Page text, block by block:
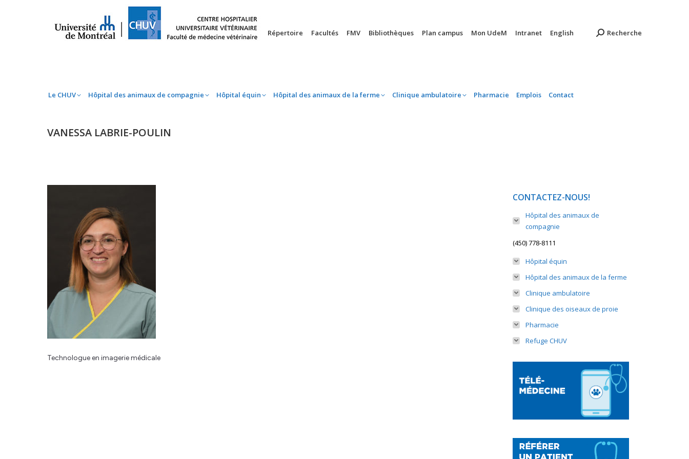
Répertoire Facultés FMV Bibliothèques Plan campus Mon UdeM Intranet English Recherche
Le CHUV Hôpital des animaux de compagnie Hôpital équin Hôpital des animaux de la ferme Clinique ambulatoire Pharmacie Emplois Contact
VANESSA LABRIE-POULIN
Technologue en imagerie médicale
CONTACTEZ-NOUS!
Hôpital des animaux de
compagnie
(450) 778-8111
Hôpital équin
Hôpital des animaux de la ferme
Clinique ambulatoire
Clinique des oiseaux de proie
Pharmacie
Refuge CHUV
Le CHUV Hôpital des animaux de compagnie Hôpital équin